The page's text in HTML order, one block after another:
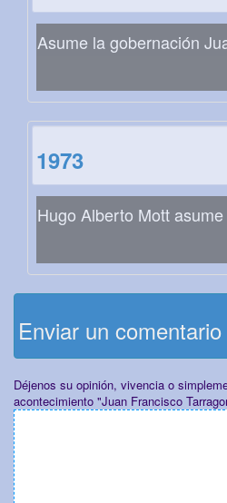
Asume la gobernación
1973
Hugo Alberto Mott
Enviar un comentario
Déjenos su opinión, vivencia o
acontecimiento "Juan Francisco